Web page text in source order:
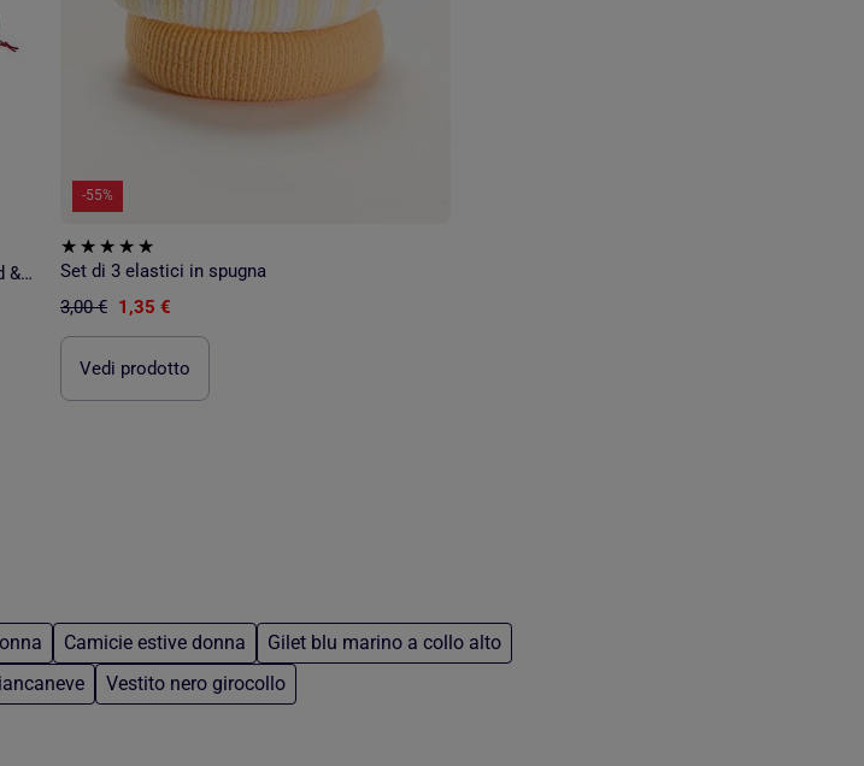
Studio dell'amicizia tutti in One Loom Bead & Charm
-55%
Set di 3 elastici in spugna
3,00 € 1,35 €
Vedi prodotto
Camicie estive donna
Gilet blu marino a collo alto
Vestito nero girocollo